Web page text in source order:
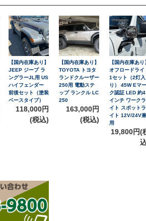
【国内在庫あり】
JEEP ジープ ラ
ングラーJL用 US
ハイフェンダー
前後セット（塗装
ベースタイプ）
118,000円
(税込)
【国内在庫あり】
TOYOTA トヨタ
ランドクルーザー
250用 電動ステ
ップ ランクル LC
250
163,000円
(税込)
【国内在庫あり
オフロードライ
1セット（2灯入
り） 45W Eマー
ク認証 LED 約4
インチ ワークラ
イト スポットラ
イト 12V/24V兼
用
19,800円(